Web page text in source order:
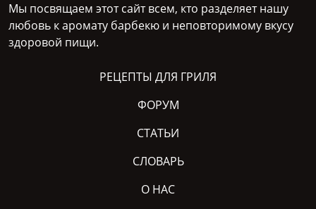
Мы посвящаем этот сайт всем, кто разделяет нашу
любовь к аромату барбекю и неповторимому вкусу
здоровой пищи.
РЕЦЕПТЫ ДЛЯ ГРИЛЯ
ФОРУМ
СТАТЬИ
СЛОВАРЬ
О НАС